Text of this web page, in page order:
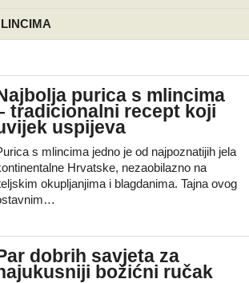
purica s mlincima
tradicionalni recept koji
uspijeva
s mlincima jedno je od najpoznatijih jela
Hrvatske, nezaobilazno na
okupljanjima i blagdanima. Tajna ovog
dobrih savjeta za
božićni ručak